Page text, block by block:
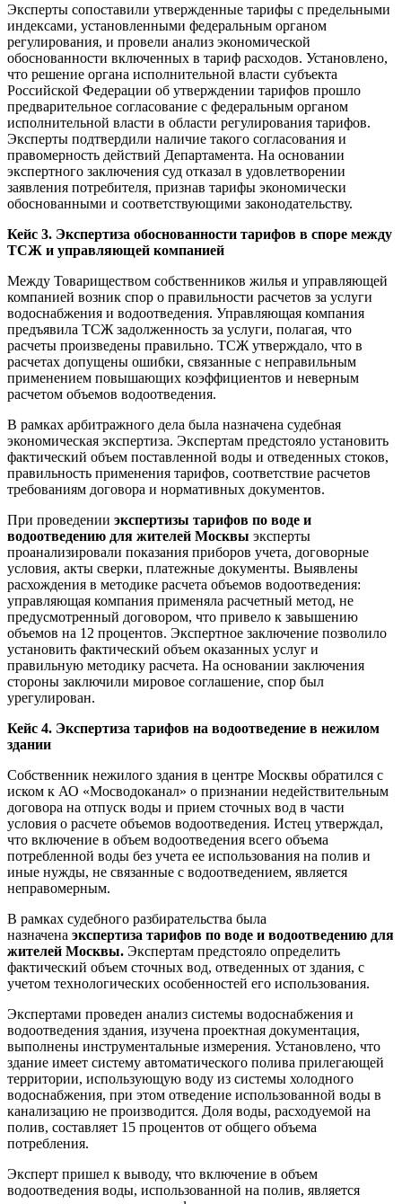
Эксперты сопоставили утвержденные тарифы с предельными
индексами, установленными федеральным органом
регулирования, и провели анализ экономической
обоснованности включенных в тариф расходов. Установлено,
что решение органа исполнительной власти субъекта
Российской Федерации об утверждении тарифов прошло
предварительное согласование с федеральным органом
исполнительной власти в области регулирования тарифов.
Эксперты подтвердили наличие такого согласования и
правомерность действий Департамента. На основании
экспертного заключения суд отказал в удовлетворении
заявления потребителя, признав тарифы экономически
обоснованными и соответствующими законодательству.
Кейс 3. Экспертиза обоснованности тарифов в споре между
ТСЖ и управляющей компанией
Между Товариществом собственников жилья и управляющей
компанией возник спор о правильности расчетов за услуги
водоснабжения и водоотведения. Управляющая компания
предъявила ТСЖ задолженность за услуги, полагая, что
расчеты произведены правильно. ТСЖ утверждало, что в
расчетах допущены ошибки, связанные с неправильным
применением повышающих коэффициентов и неверным
расчетом объемов водоотведения.
В рамках арбитражного дела была назначена судебная
экономическая экспертиза. Экспертам предстояло установить
фактический объем поставленной воды и отведенных стоков,
правильность применения тарифов, соответствие расчетов
требованиям договора и нормативных документов.
При проведении экспертизы тарифов по воде и
водоотведению для жителей Москвы эксперты
проанализировали показания приборов учета, договорные
условия, акты сверки, платежные документы. Выявлены
расхождения в методике расчета объемов водоотведения:
управляющая компания применяла расчетный метод, не
предусмотренный договором, что привело к завышению
объемов на 12 процентов. Экспертное заключение позволило
установить фактический объем оказанных услуг и
правильную методику расчета. На основании заключения
стороны заключили мировое соглашение, спор был
урегулирован.
Кейс 4. Экспертиза тарифов на водоотведение в нежилом
здании
Собственник нежилого здания в центре Москвы обратился с
иском к АО «Мосводоканал» о признании недействительным
договора на отпуск воды и прием сточных вод в части
условия о расчете объемов водоотведения. Истец утверждал,
что включение в объем водоотведения всего объема
потребленной воды без учета ее использования на полив и
иные нужды, не связанные с водоотведением, является
неправомерным.
В рамках судебного разбирательства была
назначена экспертиза тарифов по воде и водоотведению для
жителей Москвы. Экспертам предстояло определить
фактический объем сточных вод, отведенных от здания, с
учетом технологических особенностей его использования.
Экспертами проведен анализ системы водоснабжения и
водоотведения здания, изучена проектная документация,
выполнены инструментальные измерения. Установлено, что
здание имеет систему автоматического полива прилегающей
территории, использующую воду из системы холодного
водоснабжения, при этом отведение использованной воды в
канализацию не производится. Доля воды, расходуемой на
полив, составляет 15 процентов от общего объема
потребления.
Эксперт пришел к выводу, что включение в объем
водоотведения воды, использованной на полив, является